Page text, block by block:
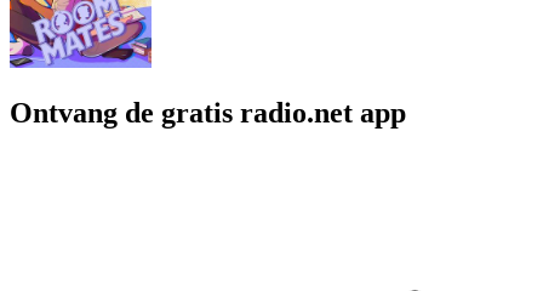
Ontvang de gratis radio.net app